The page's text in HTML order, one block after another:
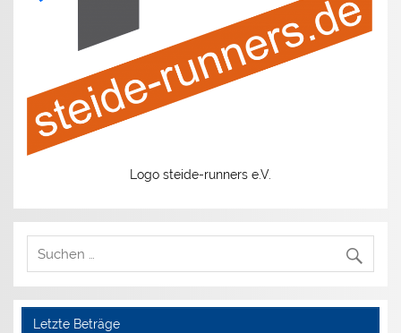
Logo steide-runners e.V.
Letzte Beträge